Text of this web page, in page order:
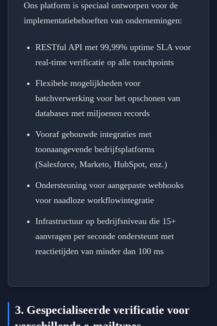
Ons platform is speciaal ontworpen voor de
implementatiebehoeften van ondernemingen:
RESTful API met 99,99% uptime SLA voor
real-time verificatie op alle touchpoints
Flexibele mogelijkheden voor
batchverwerking voor het opschonen van
databases met miljoenen records
Vooraf gebouwde integraties met
toonaangevende bedrijfsplatforms
(Salesforce, Marketo, HubSpot, enz.)
Ondersteuning voor aangepaste webhooks
voor naadloze workflowintegratie
Infrastructuur op bedrijfsniveau die 15+
aanvragen per seconde ondersteunt met
reactietijden van minder dan 100 ms
3. Gespecialiseerde verificatie voor